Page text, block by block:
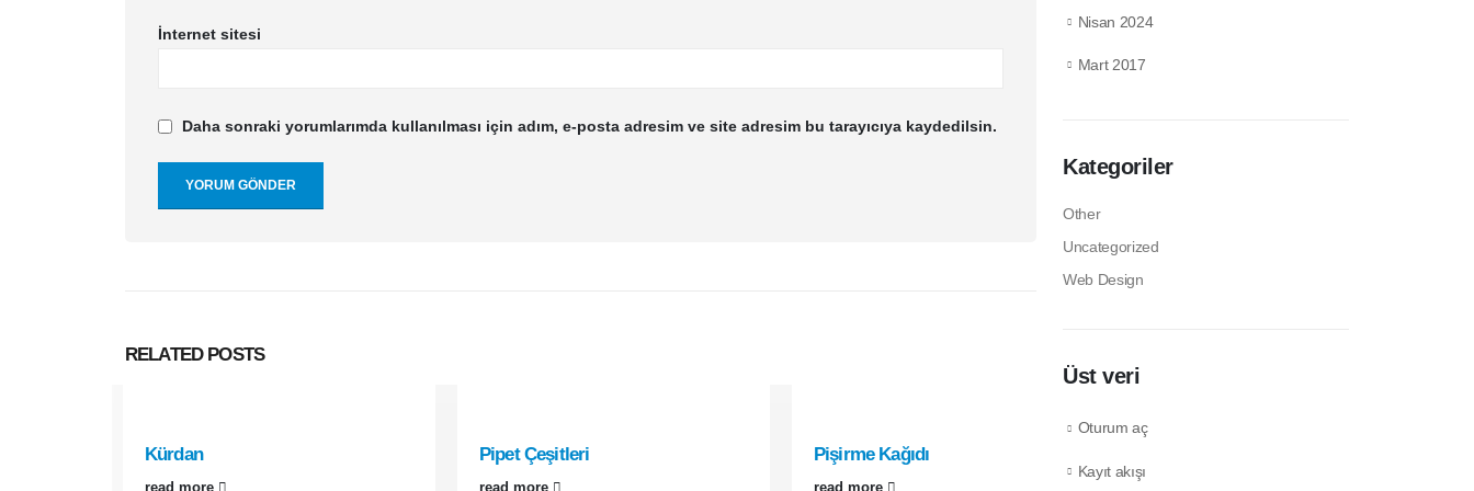
İnternet sitesi
Daha sonraki yorumlarımda kullanılması için adım, e-posta adresim ve site adresim bu tarayıcıya kaydedilsin.
RELATED POSTS
Kürdan Pipet Çeşitleri Pişirme Kağıdı
Nisan 2024
Mart 2017
Kategoriler
Other
Uncategorized
Web Design
Üst veri
Oturum aç
Kayıt akışı